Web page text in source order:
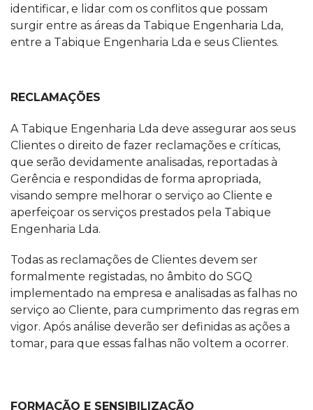
identificar, e lidar com os conflitos que possam
surgir entre as áreas da Tabique Engenharia Lda,
entre a Tabique Engenharia Lda e seus Clientes.
RECLAMAÇÕES
A Tabique Engenharia Lda deve assegurar aos seus
Clientes o direito de fazer reclamações e críticas,
que serão devidamente analisadas, reportadas à
Gerência e respondidas de forma apropriada,
visando sempre melhorar o serviço ao Cliente e
aperfeiçoar os serviços prestados pela Tabique
Engenharia Lda.
Todas as reclamações de Clientes devem ser
formalmente registadas, no âmbito do SGQ
implementado na empresa e analisadas as falhas no
serviço ao Cliente, para cumprimento das regras em
vigor. Após análise deverão ser definidas as ações a
tomar, para que essas falhas não voltem a ocorrer.
FORMAÇÃO E SENSIBILIZAÇÃO